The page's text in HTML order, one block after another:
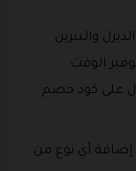
والبنزين
الوقت
على كود خصم
إضافة أي نوع من